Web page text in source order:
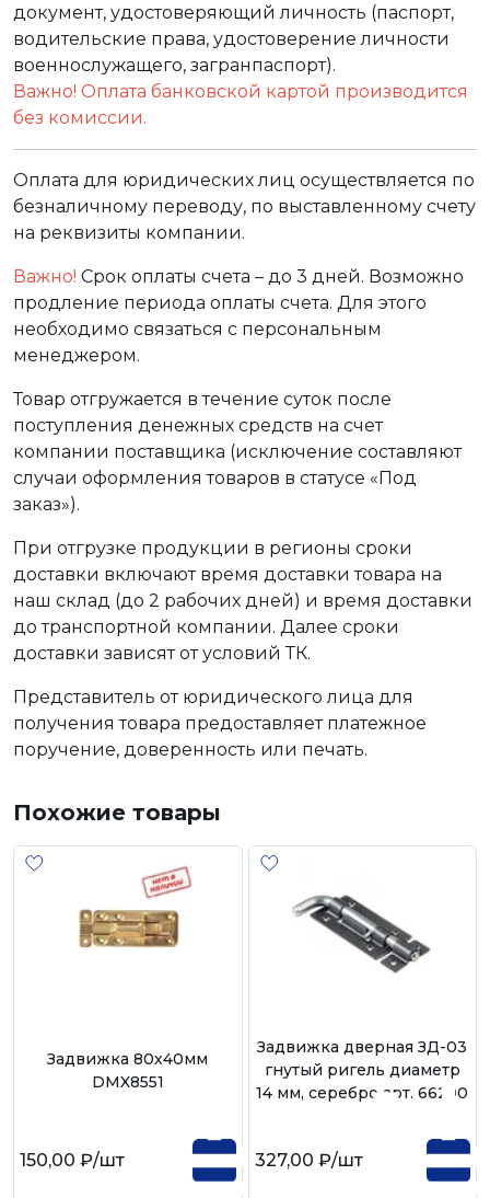
документ, удостоверяющий личность (паспорт,
водительские права, удостоверение личности
военнослужащего, загранпаспорт).
Важно! Оплата банковской картой производится
без комиссии.
Оплата для юридических лиц осуществляется по
безналичному переводу, по выставленному счету
на реквизиты компании.
Важно! Срок оплаты счета – до 3 дней. Возможно
продление периода оплаты счета. Для этого
необходимо связаться с персональным
менеджером.
Товар отгружается в течение суток после
поступления денежных средств на счет
компании поставщика (исключение составляют
случаи оформления товаров в статусе «Под
заказ»).
При отгрузке продукции в регионы сроки
доставки включают время доставки товара на
наш склад (до 2 рабочих дней) и время доставки
до транспортной компании. Далее сроки
доставки зависят от условий ТК.
Представитель от юридического лица для
получения товара предоставляет платежное
поручение, доверенность или печать.
Похожие товары
Задвижка 80х40мм
DMX8551
150,00 ₽/шт
Задвижка дверная ЗД-03
гнутый ригель диаметр
14 мм, серебро арт. 66290
327,00 ₽/шт